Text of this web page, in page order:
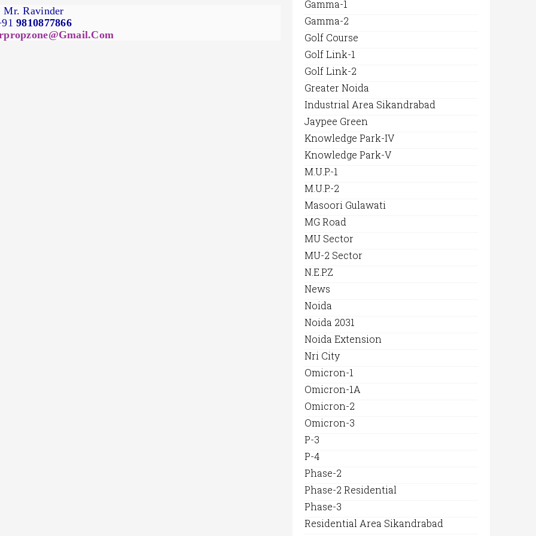
Mr. Ravinder
9810877866
Gamma-1
Gamma-2
Golf Course
Golf Link-1
Golf Link-2
Greater Noida
Industrial Area Sikandrabad
Jaypee Green
Knowledge Park-IV
Knowledge Park-V
M.U.P.-1
M.U.P.-2
Masoori Gulawati
MG Road
MU Sector
MU-2 Sector
N.E.P.Z
News
Noida
Noida 2031
Noida Extension
Nri City
Omicron-1
Omicron-1A
Omicron-2
Omicron-3
P-3
P-4
Phase-2
Phase-2 Residential
Phase-3
Residential Area Sikandrabad